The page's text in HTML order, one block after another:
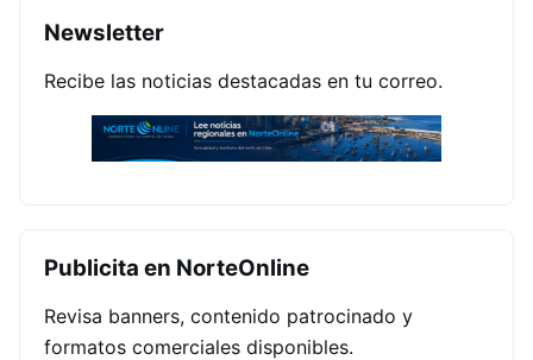
Newsletter
Recibe las noticias destacadas en tu correo.
Publicita en NorteOnline
Revisa banners, contenido patrocinado y
formatos comerciales disponibles.